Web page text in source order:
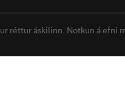
réttur áskilinn. Notkun á efni